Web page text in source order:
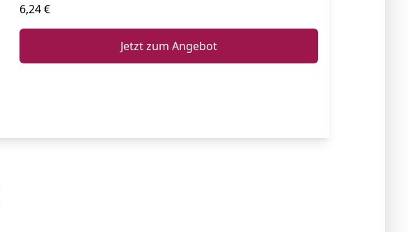
6,24 €
Jetzt zum Angebot